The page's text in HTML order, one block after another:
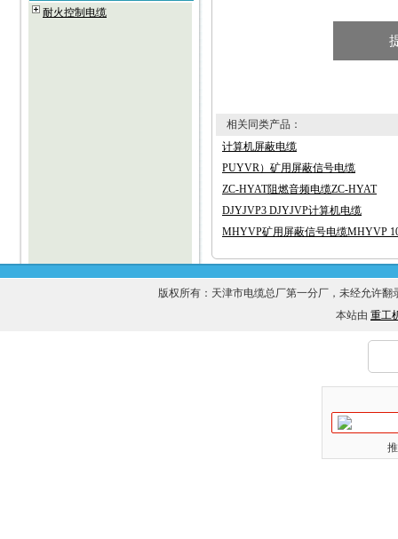
耐火控制电缆
相关同类产品：
计算机屏蔽电缆
PUYVR）矿用屏蔽信号电缆
ZC-HYAT阻燃音频电缆ZC-HYAT
DJYJVP3 DJYJVP计算机电缆
MHYVP矿用屏蔽信号电缆MHYVP
版权所有：天津市电缆总厂第一分厂，未经允许
本站由 重工